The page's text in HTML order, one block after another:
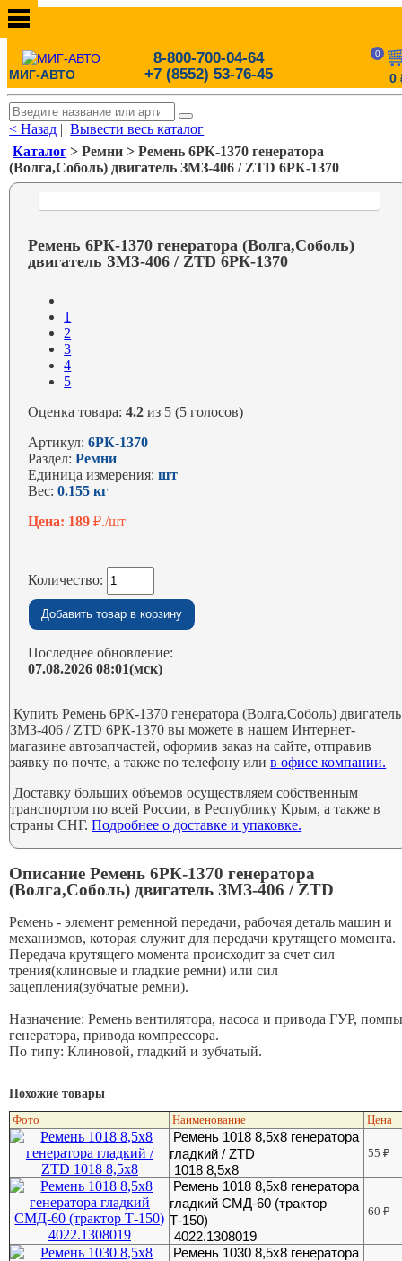
МИГ-АВТО
8-800-700-04-64
+7 (8552) 53-76-45
0
0
< Назад |Вывести весь каталог
Каталог > Ремни > Ремень 6РК-1370 генератора
(Волга,Соболь) двигатель ЗМЗ-406 / ZTD 6РК-1370
Ремень 6РК-1370 генератора (Волга,Соболь)
двигатель ЗМЗ-406 / ZTD 6РК-1370
1
2
3
4
5
Оценка товара:4.2 из 5 (5 голосов)
Артикул:6РК-1370
Раздел:Ремни
Единица измерения:шт
Вес:0.155 кг
Цена: 189₽./шт
Количество:
Последнее обновление:
07.08.2026 08:01(мск)
Купить Ремень 6РК-1370 генератора (Волга,Соболь) двигатель
ЗМЗ-406 / ZTD 6РК-1370 вы можете в нашем Интернет-
магазине автозапчастей, оформив заказ на сайте, отправив
заявку по почте, а также по телефону илив офисе компании.
Доставку больших объемов осуществляем собственным
транспортом по всей России, в Республику Крым, а также в
страны СНГ.Подробнее о доставке и упаковке.
Описание Ремень 6РК-1370 генератора
(Волга,Соболь) двигатель ЗМЗ-406 / ZTD
Ремень - элемент ременной передачи, рабочая деталь машин и
механизмов, которая служит для передачи крутящего момента.
Передача крутящего момента происходит за счет сил
трения(клиновые и гладкие ремни) или сил
зацепления(зубчатые ремни).
Назначение: Ремень вентилятора, насоса и привода ГУР,
генератора, привода компрессора.
По типу: Клиновой, гладкий и зубчатый.
Похожие товары
Фото Наименование Цена
Ремень 1018 8,5х8 генератора
гладкий / ZTD
1018 8,5x8
55₽
Ремень 1018 8,5х8 генератора
гладкий СМД-60 (трактор
Т-150)
4022.1308019
60₽
Ремень 1030 8,5х8 генератора